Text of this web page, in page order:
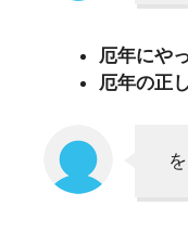
厄年にや
厄年の正